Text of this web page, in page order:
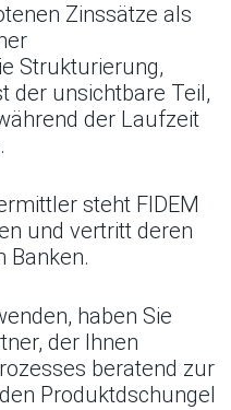
Zinssätze als
Strukturierung,
der unsichtbare Teil,
der Laufzeit
steht FIDEM
und vertritt deren
Banken.
haben Sie
der Ihnen
beratend zur
Produktdschungel